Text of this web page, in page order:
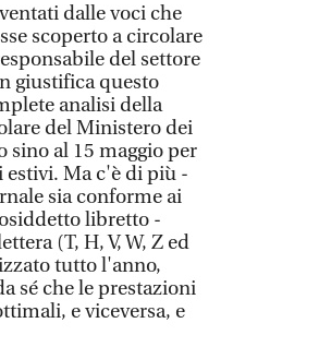
dalle voci che
scoperto a circolare
del settore
giustifica questo
analisi della
del Ministero dei
sino al 15 maggio per
Ma c'è di più -
sia conforme ai
libretto -
(T, H, V, W, Z ed
tutto l'anno,
sé che le prestazioni
e viceversa, e